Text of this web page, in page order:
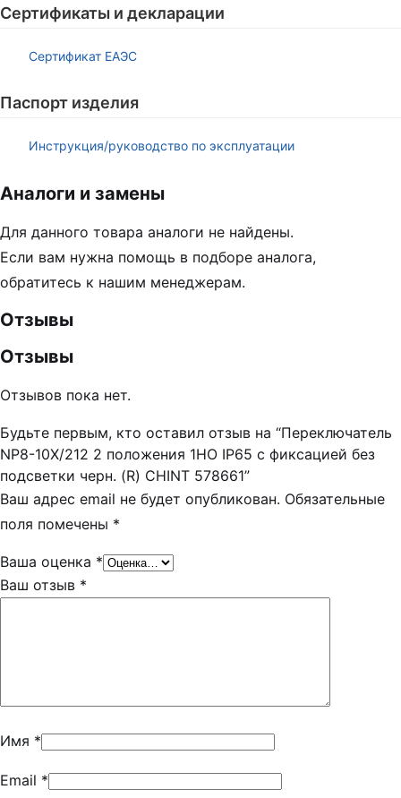
Сертификаты и декларации
Сертификат ЕАЭС
Паспорт изделия
Инструкция/руководство по эксплуатации
Аналоги и замены
Для данного товара аналоги не найдены.
Если вам нужна помощь в подборе аналога,
обратитесь к нашим менеджерам.
Отзывы
Отзывы
Отзывов пока нет.
Будьте первым, кто оставил отзыв на “Переключатель
NP8-10X/212 2 положения 1НО IP65 с фиксацией без
подсветки черн. (R) CHINT 578661”
Ваш адрес email не будет опубликован. Обязательные
поля помечены *
Ваша оценка *
Ваш отзыв *
Имя *
Email *